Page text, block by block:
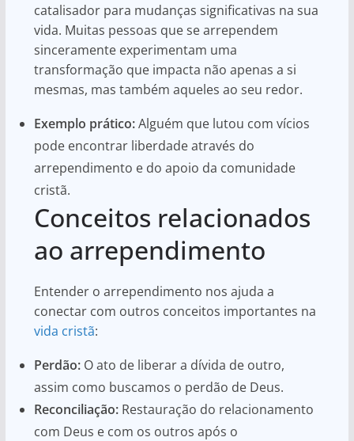
catalisador para mudanças significativas na sua
vida. Muitas pessoas que se arrependem
sinceramente experimentam uma
transformação que impacta não apenas a si
mesmas, mas também aqueles ao seu redor.
Exemplo prático:Alguém que lutou com vícios
pode encontrar liberdade através do
arrependimento e do apoio da comunidade
cristã.
Conceitos relacionados
ao arrependimento
Entender o arrependimento nos ajuda a
conectar com outros conceitos importantes na
vida cristã:
Perdão:O ato de liberar a dívida de outro,
assim como buscamos o perdão de Deus.
Reconciliação:Restauração do relacionamento
com Deus e com os outros após o